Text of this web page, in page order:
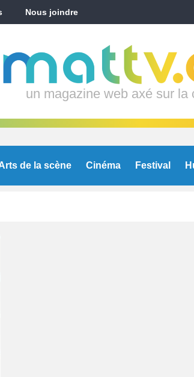
Nous joindre
un magazine web axé sur la
de la scène Cinéma Festival